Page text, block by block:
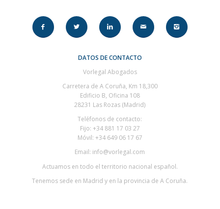
DATOS DE CONTACTO
Vorlegal Abogados
Carretera de A Coruña, Km 18,300
Edificio B, Oficina 108
28231 Las Rozas (Madrid)
Teléfonos de contacto:
Fijo: +34 881 17 03 27
Móvil: +34 649 06 17 67
Email: info@vorlegal.com
Actuamos en todo el territorio nacional español.
Tenemos sede en Madrid y en la provincia de A Coruña.